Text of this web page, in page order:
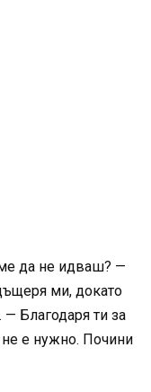
да не идваш? —
ми, докато
— Благодаря ти за
не е нужно. Почини